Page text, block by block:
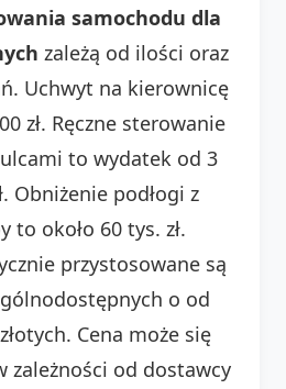
samochodu dla
zależą od ilości oraz
Uchwyt na kierownicę
zł. Ręczne sterowanie
to wydatek od 3
Obniżenie podłogi z
to około 60 tys. zł.
przystosowane są
o od
Cena może się
zależności od dostawcy